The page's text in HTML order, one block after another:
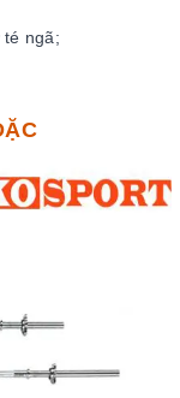
té ngã;